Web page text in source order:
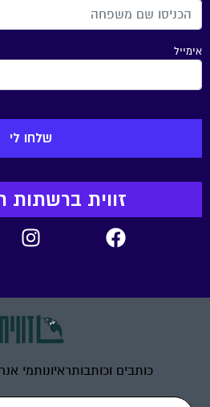
אימייל
זווית ברשתות
כותבים וכותבותראיונותמי